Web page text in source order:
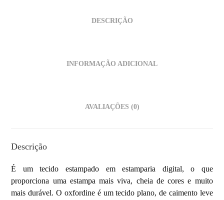
DESCRIÇÃO
INFORMAÇÃO ADICIONAL
AVALIAÇÕES (0)
Descrição
É um tecido estampado em estamparia digital, o que
proporciona uma estampa mais viva, cheia de cores e muito
mais durável. O oxfordine é um tecido plano, de caimento leve